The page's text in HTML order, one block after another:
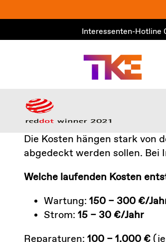
Inhalt
Interessenten-Hotline
Die Kosten hängen stark von
abgedeckt werden sollen. Bei
Welche laufenden Kosten
Wartung: 150 – 300 €/
Strom: 15 – 30 €/Jahr
Reparaturen: 100 – 1.000 €